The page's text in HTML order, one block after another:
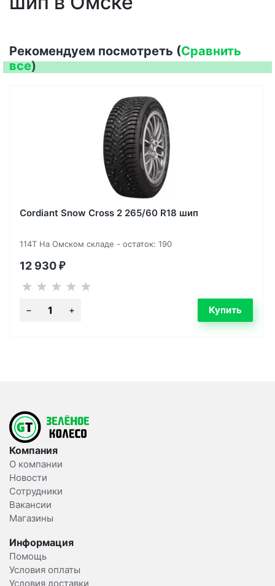
Рекомендуем посмотреть (Сравнить
все)
Cordiant Snow Cross 2 265/60 R18 шип
114T На Омском складе - остаток: 190
12 930 ₽
Компания
О компании
Новости
Сотрудники
Вакансии
Магазины
Информация
Помощь
Условия оплаты
Условия доставки